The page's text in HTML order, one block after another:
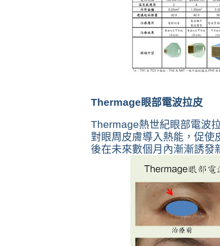
Thermage眼部電波拉皮
Thermage熱世紀眼部電波
對眼周皮膚導入熱能，促使
後在未來數個月內漸漸誘發